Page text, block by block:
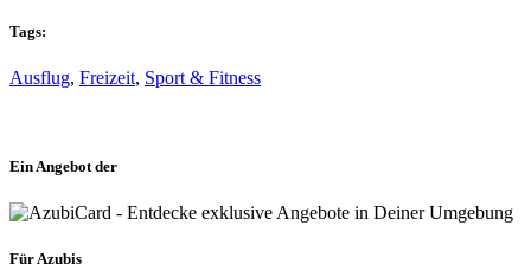
Tags:
Ausflug, Freizeit, Sport & Fitness
Ein Angebot der
Für Azubis